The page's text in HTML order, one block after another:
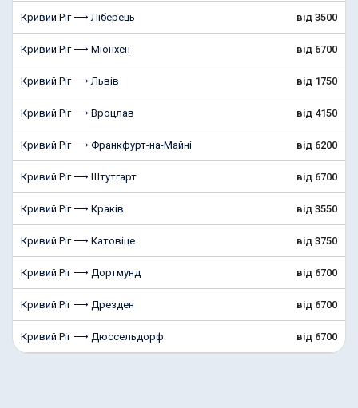
Кривий Ріг ⟶ Ліберець від 3500
Кривий Ріг ⟶ Мюнхен від 6700
Кривий Ріг ⟶ Львів від 1750
Кривий Ріг ⟶ Вроцлав від 4150
Кривий Ріг ⟶ Франкфурт-на-Майні від 6200
Кривий Ріг ⟶ Штутгарт від 6700
Кривий Ріг ⟶ Краків від 3550
Кривий Ріг ⟶ Катовіце від 3750
Кривий Ріг ⟶ Дортмунд від 6700
Кривий Ріг ⟶ Дрезден від 6700
Кривий Ріг ⟶ Дюссельдорф від 6700